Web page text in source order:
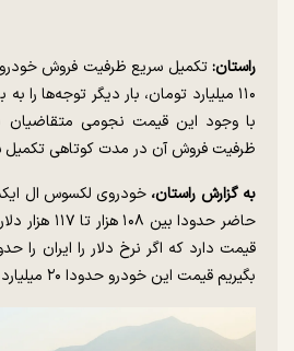
راستان:
۱۱۰ میلیارد تومان، بار دیگر توجه‌ها را
با وجود این قیمت نجومی
ظرفیت فروش آن در مدت کوتاهی
به گزارش راستان،
حاضر حدودا
بگیریم قیمت این خودرو حدودا ۲۰ میلیارد تومان خواهد بود.